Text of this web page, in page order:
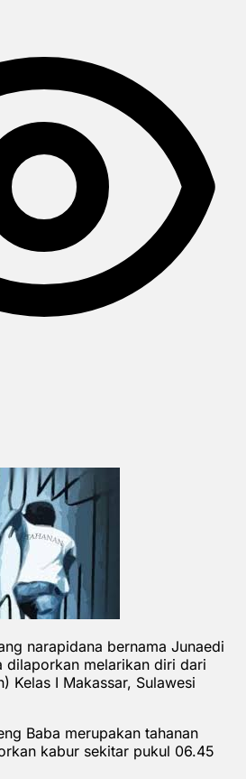
narapidana bernama Junaedi
dilaporkan melarikan diri dari
Kelas I Makassar, Sulawesi
Baba merupakan tahanan
kabur sekitar pukul 06.45